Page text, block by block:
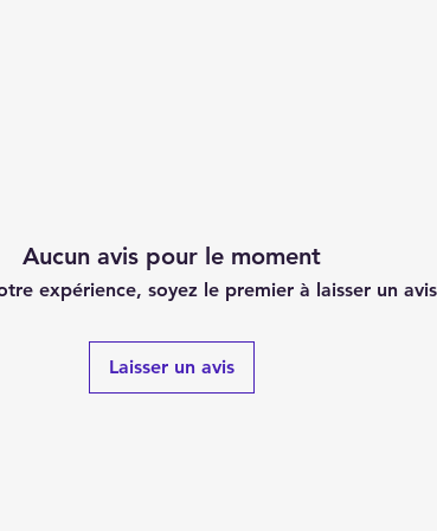
Aucun avis pour le moment
expérience, soyez le premier à laisser un
Laisser un avis